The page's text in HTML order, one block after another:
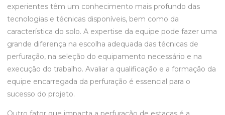
experientes têm um conhecimento mais profundo das
tecnologias e técnicas disponíveis, bem como da
característica do solo. A expertise da equipe pode fazer uma
grande diferença na escolha adequada das técnicas de
perfuração, na seleção do equipamento necessário e na
execução do trabalho. Avaliar a qualificação e a formação da
equipe encarregada da perfuração é essencial para o
sucesso do projeto.